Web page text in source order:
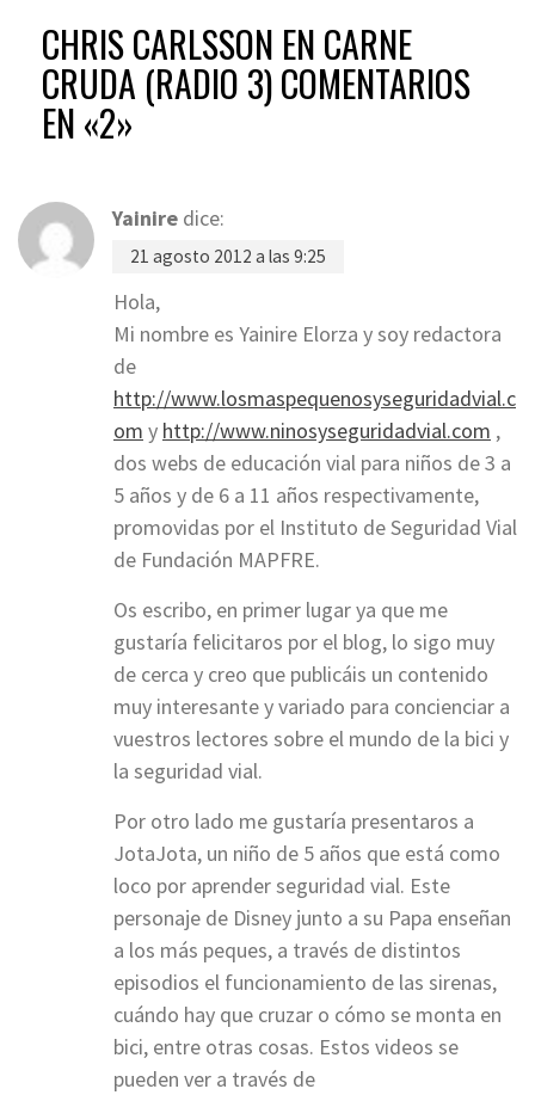
CHRIS CARLSSON EN CARNE
CRUDA (RADIO 3)COMENTARIOS
EN «2»
Yainire dice:
21 agosto 2012 a las 9:25
Hola,
Mi nombre es Yainire Elorza y soy redactora
de
http://www.losmaspequenosyseguridadvial.c
om y http://www.ninosyseguridadvial.com ,
dos webs de educación vial para niños de 3 a
5 años y de 6 a 11 años respectivamente,
promovidas por el Instituto de Seguridad Vial
de Fundación MAPFRE.
Os escribo, en primer lugar ya que me
gustaría felicitaros por el blog, lo sigo muy
de cerca y creo que publicáis un contenido
muy interesante y variado para concienciar a
vuestros lectores sobre el mundo de la bici y
la seguridad vial.
Por otro lado me gustaría presentaros a
JotaJota, un niño de 5 años que está como
loco por aprender seguridad vial. Este
personaje de Disney junto a su Papa enseñan
a los más peques, a través de distintos
episodios el funcionamiento de las sirenas,
cuándo hay que cruzar o cómo se monta en
bici, entre otras cosas. Estos videos se
pueden ver a través de